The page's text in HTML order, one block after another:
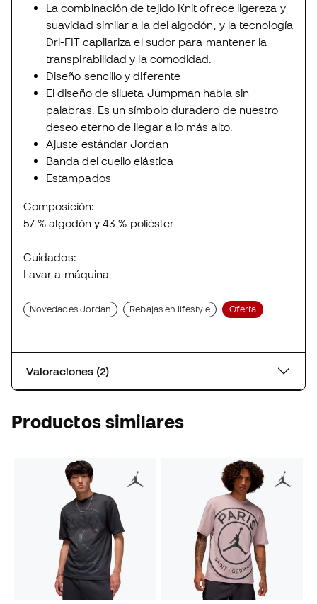
La combinación de tejido Knit ofrece ligereza y
suavidad similar a la del algodón, y la tecnología
Dri-FIT capilariza el sudor para mantener la
transpirabilidad y la comodidad.
Diseño sencillo y diferente
El diseño de silueta Jumpman habla sin
palabras. Es un símbolo duradero de nuestro
deseo eterno de llegar a lo más alto.
Ajuste estándar Jordan
Banda del cuello elástica
Estampados
Composición:
57 % algodón y 43 % poliéster
Cuidados:
Lavar a máquina
Novedades Jordan Rebajas en lifestyle Oferta
Valoraciones (2)
Productos similares